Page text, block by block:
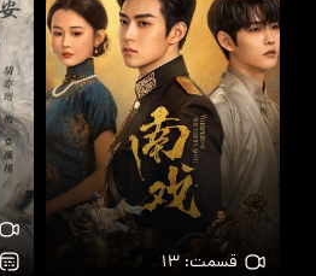
قسمت: ۱۳